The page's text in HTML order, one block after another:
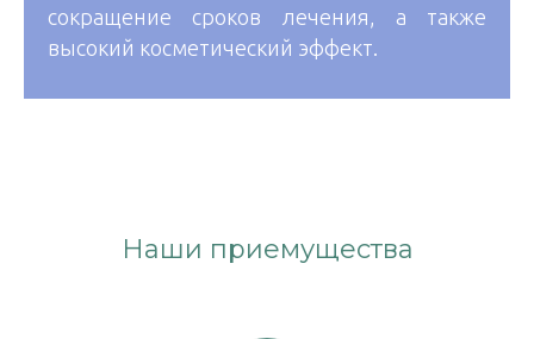
сокращение сроков лечения, а также
высокий косметический эффект.
Наши приемущества